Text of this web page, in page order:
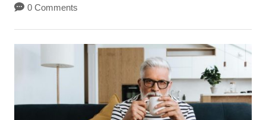
0 Comments